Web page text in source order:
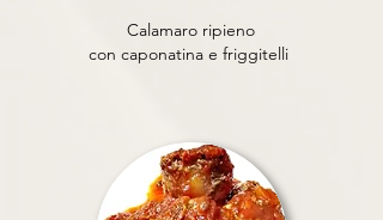
Calamaro ripieno
con caponatina e friggitelli